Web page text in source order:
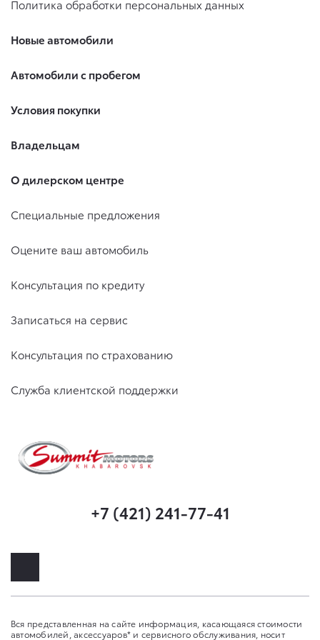
Политика обработки персональных данных
Новые автомобили
Автомобили с пробегом
Условия покупки
Владельцам
О дилерском центре
Специальные предложения
Оцените ваш автомобиль
Консультация по кредиту
Записаться на сервис
Консультация по страхованию
Служба клиентской поддержки
+7 (421) 241-77-41
Вся представленная на сайте информация, касающаяся стоимости
автомобилей, аксессуаров* и сервисного обслуживания, носит